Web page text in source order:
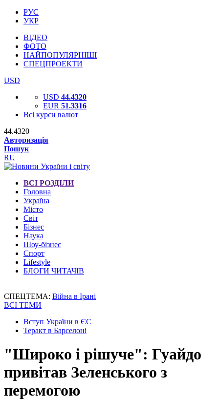
РУС
УКР
ВІДЕО
ФОТО
НАЙПОПУЛЯРНІШІ
СПЕЦПРОЕКТИ
USD
USD 44.4320
EUR 51.3316
Всі курси валют
44.4320
Авторизація
Пошук
RU
ВСІ РОЗДІЛИ
Головна
Україна
Місто
Світ
Бізнес
Наука
Шоу-бізнес
Спорт
Lifestyle
БЛОГИ ЧИТАЧІВ
СПЕЦТЕМА: Війна в Ірані
ВСІ ТЕМИ
Вступ України в ЄС
Теракт в Барселоні
"Широко і рішуче": Гуайдо
привітав Зеленського з
перемогою